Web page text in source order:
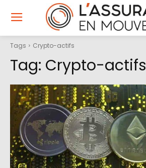
Tags Crypto-actifs
Tag: Crypto-actifs